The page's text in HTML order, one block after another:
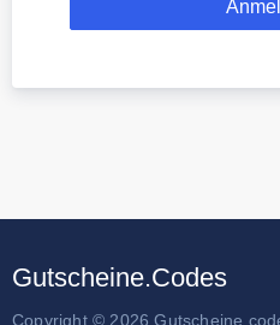
Gutscheine.Codes
Copyright © 2026